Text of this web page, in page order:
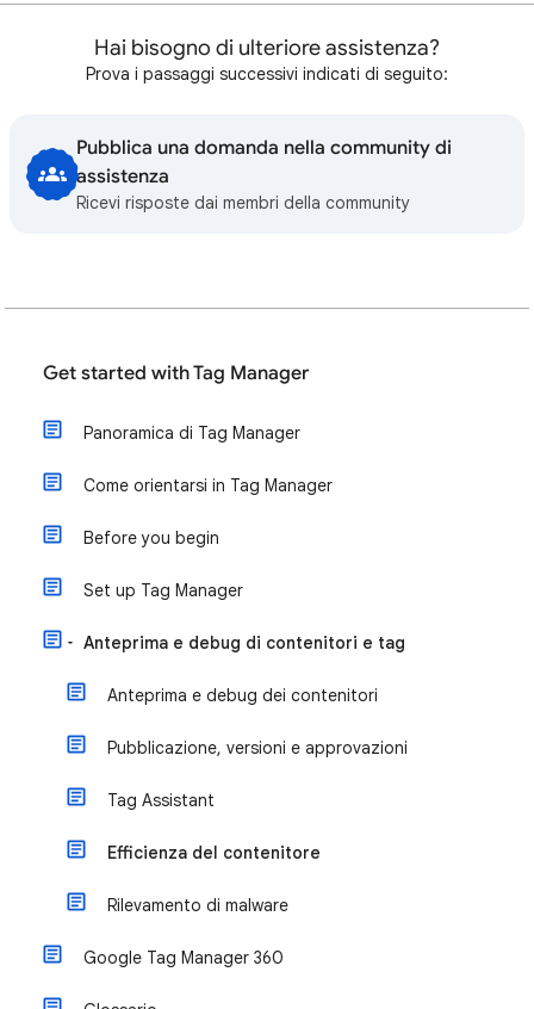
Hai bisogno di ulteriore assistenza?
Prova i passaggi successivi indicati di seguito:
Pubblica una domanda nella community di
assistenza
Ricevi risposte dai membri della community
Get started with Tag Manager
Panoramica di Tag Manager
Come orientarsi in Tag Manager
Before you begin
Set up Tag Manager
Anteprima e debug di contenitori e tag
Anteprima e debug dei contenitori
Pubblicazione, versioni e approvazioni
Tag Assistant
Efficienza del contenitore
Rilevamento di malware
Google Tag Manager 360